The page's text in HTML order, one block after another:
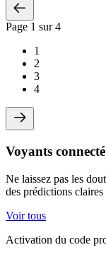
Page 1 sur 4
1
2
3
4
Voyants connecté
Ne laissez pas les
des prédictions
Voir tous
Activation du code